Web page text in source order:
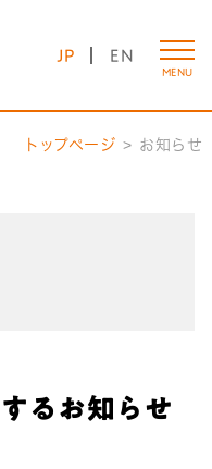
JP EN
MENU
トップページ お知らせ
るお知らせ